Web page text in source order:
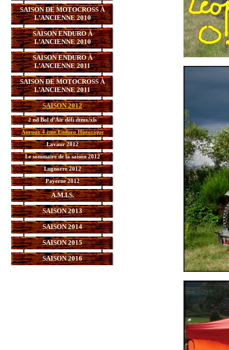
SAISON DE MOTOCROSS À
L’ANCIENNE 2010
SAISON ENDURO À
L’ANCIENNE 2010
SAISON ENDURO À
L’ANCIENNE 2011
SAISON DE MOTOCROSS À
L’ANCIENNE 2011
SAISON 2012
2 nd Bol d’Air défi dtmx/xls
Auroux 4 ème Enduro Historique
Lavaur 2012
Le sommaire de la saison 2012
Lugnorre 2012
Payerne 2012
A.M.I.S.
SAISON 2013
SAISON 2014
SAISON 2015
SAISON 2016